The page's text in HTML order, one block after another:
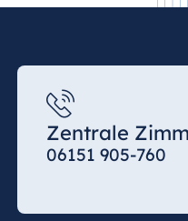
Zentrale
06151 905-760